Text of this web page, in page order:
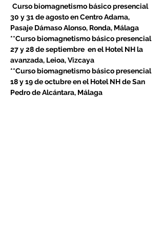
Curso biomagnetismo básico presencial
30 y 31 de agosto en Centro Adama,
Pasaje Dámaso Alonso, Ronda, Málaga
**Curso biomagnetismo básico presencial
27 y 28 de septiembre  en el Hotel NH la
avanzada, Leioa, Vizcaya
**Curso biomagnetismo básico presencial
18 y 19 de octubre en el Hotel NH de San
Pedro de Alcántara, Málaga